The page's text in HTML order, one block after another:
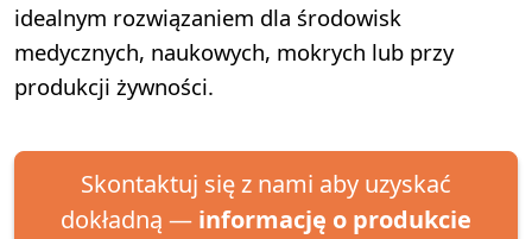
idealnym rozwiązaniem dla środowisk
medycznych, naukowych, mokrych lub przy
produkcji żywności.
Skontaktuj się z nami aby uzyskać
dokładną — informację o produkcie